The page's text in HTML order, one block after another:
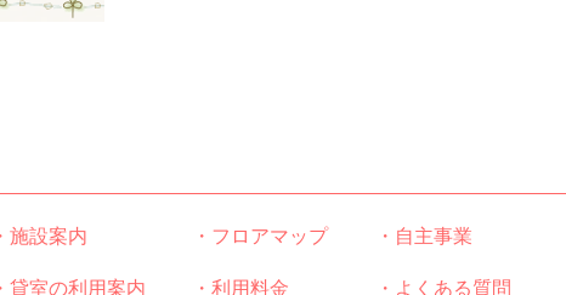
・施設案内
・貸室の利用案内
・フロアマップ
・利用料金
・自主事業
・よくある質問